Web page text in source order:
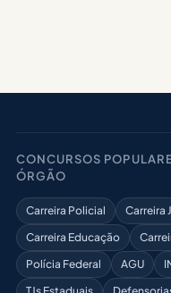
CONCURSOS
ÓRGÃO
Carreira Policial Carreira
Carreira Educação
Polícia Federal
AGU